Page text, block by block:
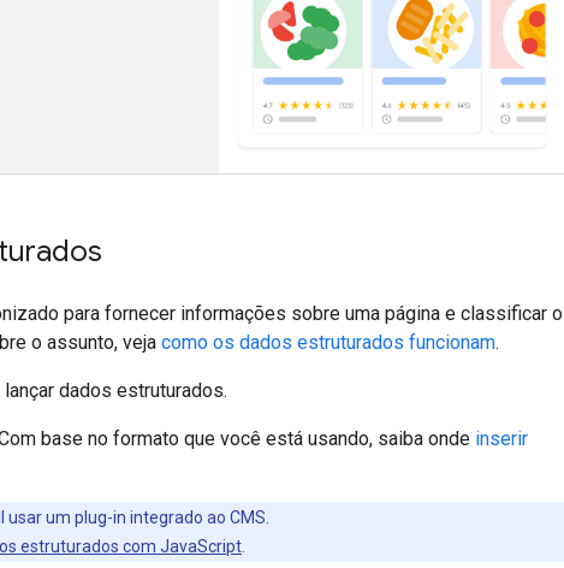
para fornecer informações sobre uma página e classificar o
o assunto, veja como os dados estruturados funcionam.
dados estruturados.
base no formato que você está usando, saiba onde inserir
um plug-in integrado ao CMS.
estruturados com JavaScript